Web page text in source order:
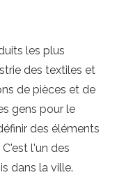
les plus
des textiles et
de pièces et de
gens pour le
des éléments
l'un des
dans la ville.